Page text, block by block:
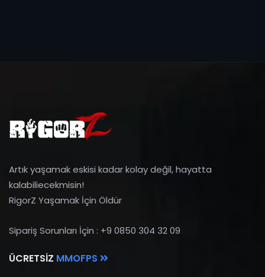
Artık yaşamak eskisi kadar kolay değil, hayatta
kalabiliecekmisin!
RigorZ Yaşamak İçin Öldür
Sipariş Sorunları İçin : +9 0850 304 32 09
ÜCRETSIZ MMOFPS